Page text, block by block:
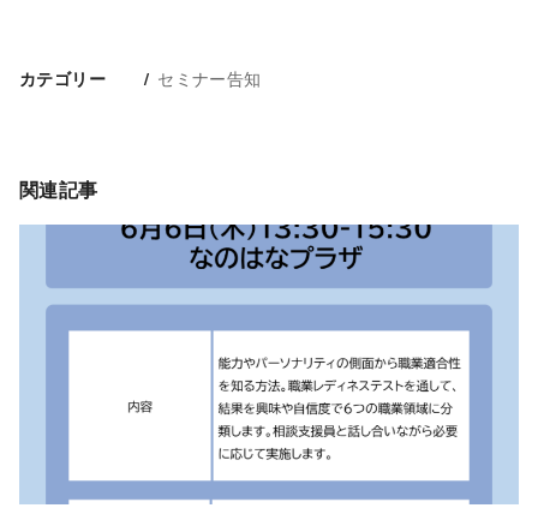
カテゴリー セミナー告知
関連記事